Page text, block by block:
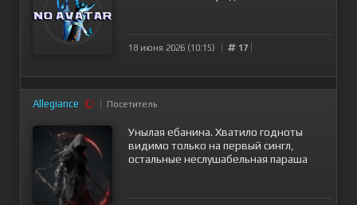
18 июня 2026 (10:15) 17
Allegiance Посетитель
Унылая ебанина. Хватило годноты
видимо только на первый сингл,
остальные неслушабельная параша